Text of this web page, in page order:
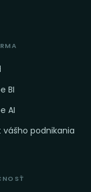
BI
AI
vášho podnikania